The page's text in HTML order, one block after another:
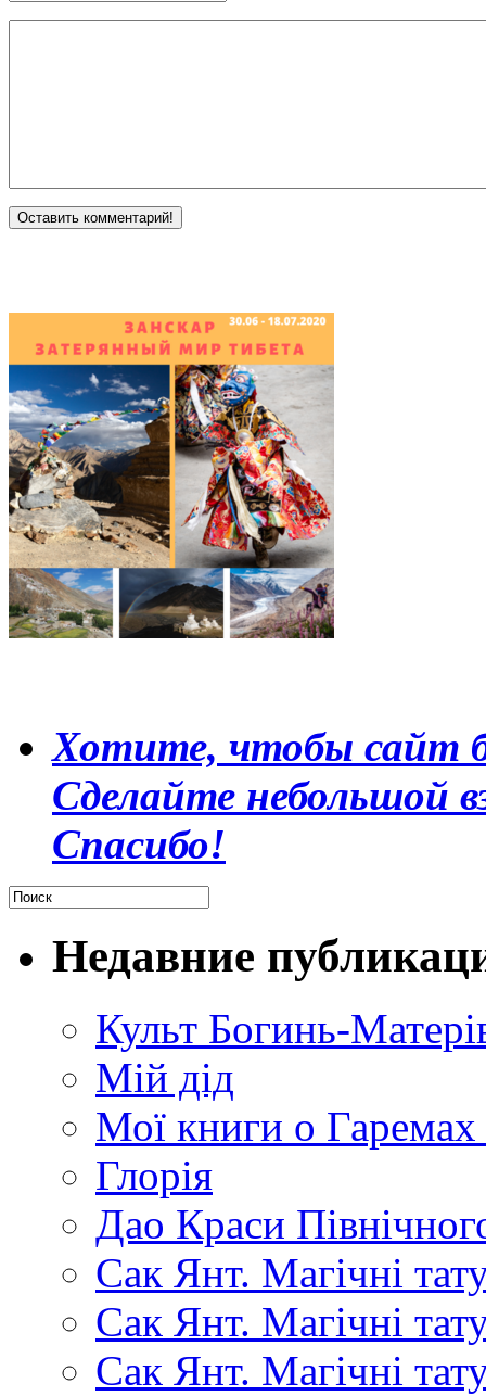
Хотите, чтобы сайт
Сделайте небольшой
Спасибо!
Недавние
Культ Богинь-
Мій дід
Мої книги о
Глорія
Дао Краси
Сак Янт. Магічні
Сак Янт. Магічні
Сак Янт. Магічні